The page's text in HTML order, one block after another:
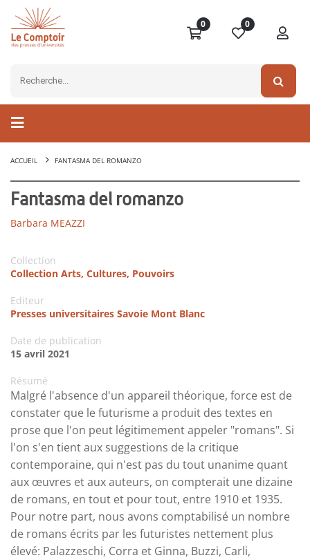
0 0
ACCUEIL FANTASMA DEL ROMANZO
Fantasma del romanzo
Barbara MEAZZI
Collection
Collection Arts, Cultures, Pouvoirs
Editeur
Presses universitaires Savoie Mont Blanc
Date de publication
15 avril 2021
Résumé
Malgré l'absence d'un appareil théorique, force est de
constater que le futurisme a produit des textes en
prose que l'on peut légitimement appeler "romans". Si
l'on s'en tient aux suggestions de la critique
contemporaine, qui n'est pas du tout unanime quant
aux œuvres et aux auteurs, on compterait une dizaine
de romans, en tout et pour tout, entre 1910 et 1935.
Pour notre part, nous avons comptabilisé un nombre
de romans écrits par les futuristes nettement plus
élevé: Palazzeschi, Corra et Ginna, Buzzi, Carli,